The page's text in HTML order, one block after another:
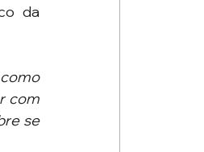
da
com
se